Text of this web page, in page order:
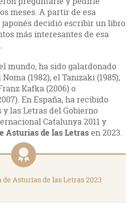
meses. A partir de esa
decidió escribir un libro
más interesantes de esa
mundo, ha sido galardonado
(1982), el Tanizaki (1985),
Kafka (2006) o
En España, ha recibido
las Letras del Gobierno
Catalunya 2011 y
Asturias de las Letrasen 2023.
Asturias de las Letras 2023